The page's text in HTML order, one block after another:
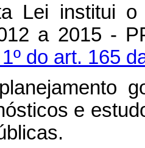
Lei institui
a 2015 -
do art. 165
e